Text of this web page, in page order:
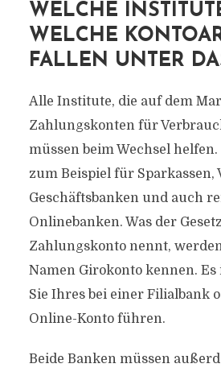
WELCHE
WELCHE
FALLEN UNTER
Alle Institute, die auf dem
Zahlungskonten für
müssen beim Wechsel helfen.
zum Beispiel für Sparkassen,
Geschäftsbanken und auch
Onlinebanken. Was der
Zahlungskonto nennt,
Namen Girokonto kennen. Es
Sie Ihres bei einer Filialbank
Online-Konto führen.
Beide Banken müssen